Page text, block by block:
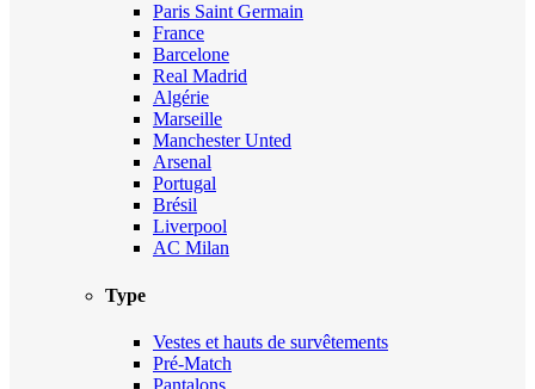
Paris Saint Germain
France
Barcelone
Real Madrid
Algérie
Marseille
Manchester Unted
Arsenal
Portugal
Brésil
Liverpool
AC Milan
Type
Vestes et hauts de survêtements
Pré-Match
Pantalons